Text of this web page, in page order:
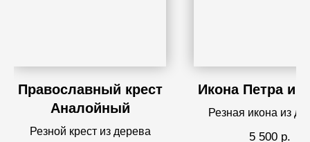
Православный крест
Аналойный
Резной крест из дерева
Икона Петра и
Резная икона из
5 500 р.